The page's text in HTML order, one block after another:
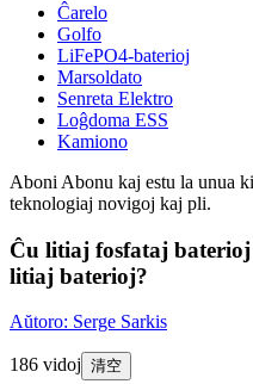
Ĉarelo
Golfo
LiFePO4-baterioj
Marsoldato
Senreta Elektro
Loĝdoma ESS
Kamiono
Aboni Abonu kaj estu la unua
teknologiaj novigoj kaj pli.
Ĉu litiaj fosfataj
litiaj baterioj?
Aŭtoro: Serge Sarkis
186 vidoj 清空